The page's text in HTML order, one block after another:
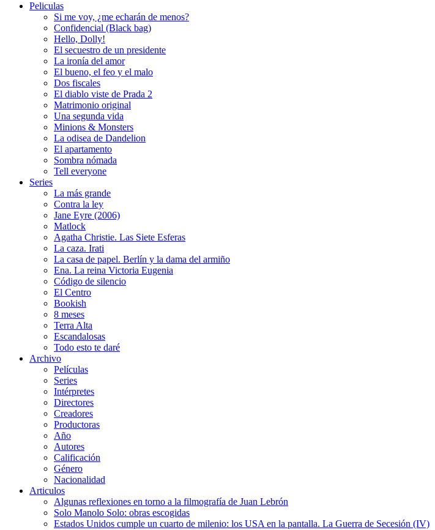
Peliculas
Si me voy, ¿me echarán de menos?
Confidencial (Black bag)
Hello, Dolly!
El secuestro de un presidente
La ironía del amor
El bueno, el feo y el malo
Dos fiscales
El diablo viste de Prada 2
Matrimonio original
Una segunda vida
Minions & Monsters
La odisea de Dandelion
El apartamento
Sombra nómada
Tell everyone
Series
La más grande
Contra la ley
Jane Eyre (2006)
Matlock
Agatha Christie. Las Siete Esferas
La caza. Irati
La casa de papel. Berlín y la dama del armiño
Ena. La reina Victoria Eugenia
Código de silencio
El Centro
Bookish
8 meses
Terra Alta
Escandalosas
Todo esto te daré
Archivo
Películas
Series
Intérpretes
Directores
Creadores
Productoras
Año
Autores
Calificación
Género
Nacionalidad
Articulos
Algunas reflexiones en torno a la filmografía de Juan Lebrón
Solo Manolo Solo: obras escogidas
Estados Unidos cumple un cuarto de milenio: los USA en la pantalla. La Guerra de Secesión (IV)